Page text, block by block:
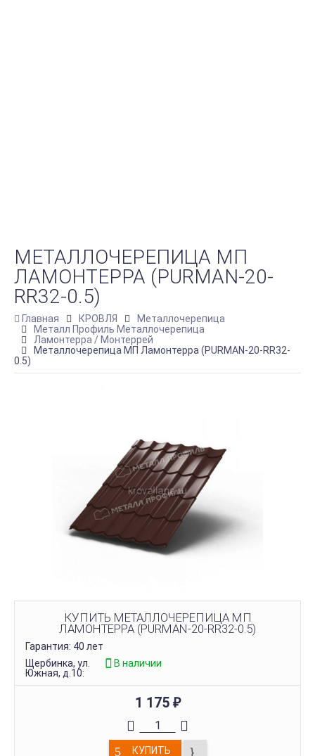
МЕТАЛЛОЧЕРЕПИЦА МП
ЛАМОНТЕРРА (PURMAN-20-
RR32-0.5)
Главная КРОВЛЯ
Металлочерепица
Металл Профиль Металлочерепица
Ламонтерра / Монтеррей
Металлочерепица МП Ламонтерра (PURMAN-20-RR32-
0.5)
КУПИТЬ МЕТАЛЛОЧЕРЕПИЦА МП
ЛАМОНТЕРРА (PURMAN-20-RR32-0.5)
Гарантия: 40 лет
Щербинка, ул.
Южная, д.10:
В наличии
1 175 ₽
КУПИТЬ